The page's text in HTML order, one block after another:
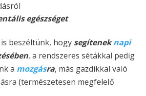
egészséget
beszéltünk, hogy segíteneknapi
, a rendszeres sétákkal pedig
a mozgásra, más gazdikkal való
(természetesen megfelelő